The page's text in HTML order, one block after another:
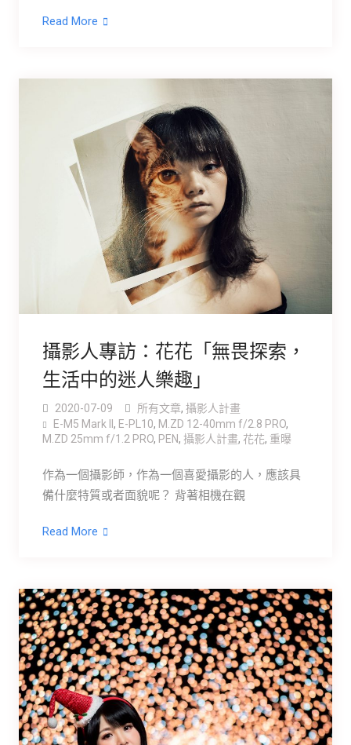
Read More
攝影人專訪：花花「無畏探索，
生活中的迷人樂趣」
2020-07-09 所有文章, 攝影人計畫
E-M5 Mark ll , E-PL10, M.ZD 12-40mm f/2.8 PRO,
M.ZD 25mm f/1.2 PRO, PEN, 攝影人計畫, 花花, 重曝
作為一個攝影師，作為一個喜愛攝影的人，應該具
備什麼特質或者面貌呢？ 背著相機在觀
Read More